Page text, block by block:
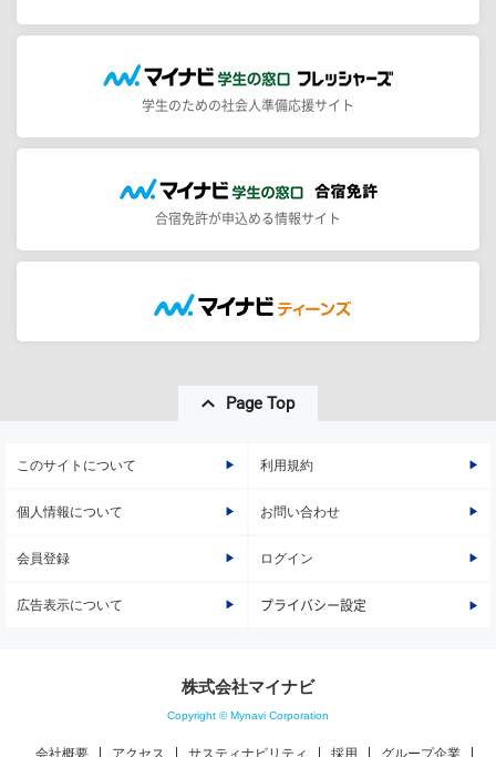
学生のための社会人準備応援サイト
合宿免許が申込める情報サイト
Page Top
このサイトについて 利用規約
個人情報について お問い合わせ
会員登録 ログイン
広告表示について プライバシー設定
株式会社マイナビ
Copyright © Mynavi Corporation
会社概要 アクセス サスティナビリティ 採用 グループ企業